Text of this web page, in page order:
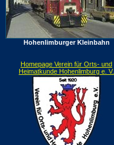
Hohenlimburger Kleinbahn
Homepage Verein für Orts- und
Heimatkunde Hohenlimburg e. V.